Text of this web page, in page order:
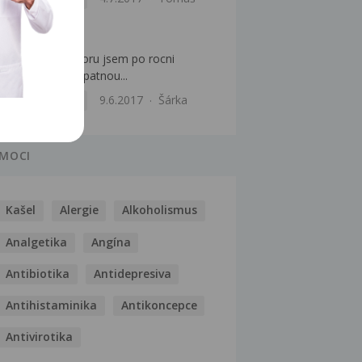
Dobry den, V unoru jsem po rocni
prohlidce mela spatnou...
Gynekologie
9.6.2017 Šárka
Kašel Alergie Alkoholismus
Analgetika Angína
Antibiotika Antidepresiva
Antihistaminika Antikoncepce
Antivirotika